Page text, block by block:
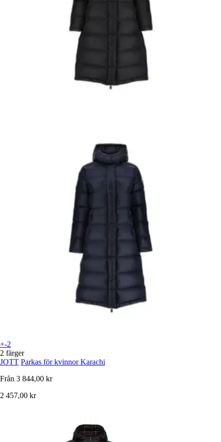
+-2
2 färger
JOTT Parkas för kvinnor Karachi
Från 3 844,00 kr
2 457,00 kr